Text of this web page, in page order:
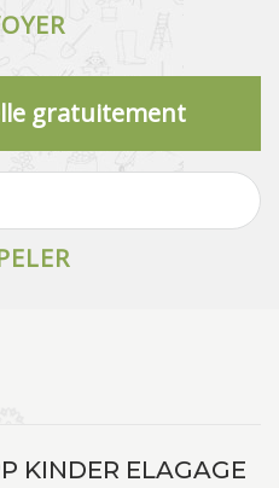
gratuitement
KINDER ELAGAGE